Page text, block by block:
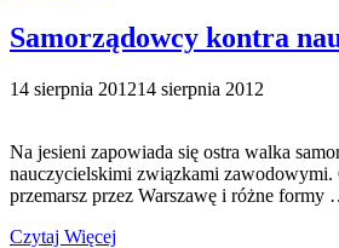
Samorządowcy kontra
14 sierpnia 201214 sierpnia 2012
Na jesieni zapowiada się ostra walka
nauczycielskimi związkami zawodowymi.
przemarsz przez Warszawę i różne formy
Czytaj Więcej